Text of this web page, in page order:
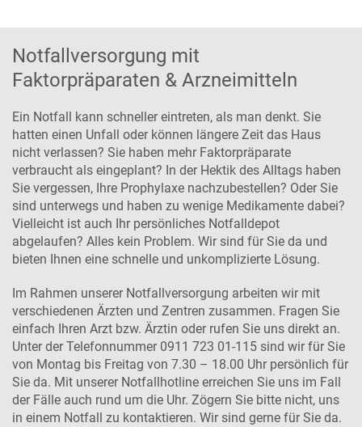
Notfallversorgung mit
Faktorpräparaten & Arzneimitteln
Ein Notfall kann schneller eintreten, als man denkt. Sie
hatten einen Unfall oder können längere Zeit das Haus
nicht verlassen? Sie haben mehr Faktorpräparate
verbraucht als eingeplant? In der Hektik des Alltags haben
Sie vergessen, Ihre Prophylaxe nachzubestellen? Oder Sie
sind unterwegs und haben zu wenige Medikamente dabei?
Vielleicht ist auch Ihr persönliches Notfalldepot
abgelaufen? Alles kein Problem. Wir sind für Sie da und
bieten Ihnen eine schnelle und unkomplizierte Lösung.
Im Rahmen unserer Notfallversorgung arbeiten wir mit
verschiedenen Ärzten und Zentren zusammen. Fragen Sie
einfach Ihren Arzt bzw. Ärztin oder rufen Sie uns direkt an.
Unter der Telefonnummer 0911 723 01-115 sind wir für Sie
von Montag bis Freitag von 7.30 – 18.00 Uhr persönlich für
Sie da. Mit unserer Notfallhotline erreichen Sie uns im Fall
der Fälle auch rund um die Uhr. Zögern Sie bitte nicht, uns
in einem Notfall zu kontaktieren. Wir sind gerne für Sie da.